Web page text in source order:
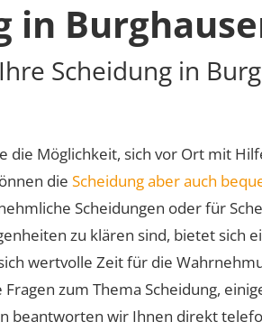
in
Scheidung in
die Möglichkeit, sich vor Ort mit
die Scheidung aber auch
Scheidungen oder für
zu klären sind, bietet sich
wertvolle Zeit für die
Fragen zum Thema Scheidung,
beantworten wir Ihnen direkt